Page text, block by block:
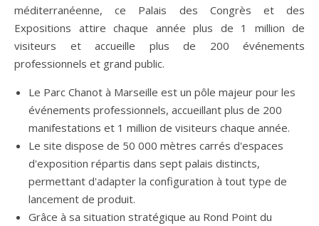
méditerranéenne, ce Palais des Congrès et des
Expositions attire chaque année plus de 1 million de
visiteurs et accueille plus de 200 événements
professionnels et grand public.
Le Parc Chanot à Marseille est un pôle majeur pour les
événements professionnels, accueillant plus de 200
manifestations et 1 million de visiteurs chaque année.
Le site dispose de 50 000 mètres carrés d'espaces
d'exposition répartis dans sept palais distincts,
permettant d'adapter la configuration à tout type de
lancement de produit.
Grâce à sa situation stratégique au Rond Point du